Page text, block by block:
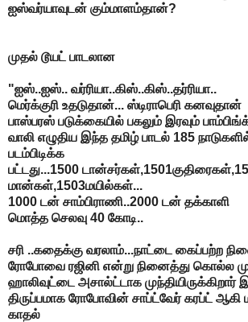
ஐஸ்வர்யாவுடன் கும்மாளம்தான்?
முதல் டூயட் பாடலான
"ஐஸ்..ஐஸ்.. வர்ரியா..கிஸ்..கிஸ்..தர்ரியா..
மெர்க்குரி உதடுதான்... ஸ்டிராபெரி கனவுதான்
பாஸ்பரஸ் படுக்கையில் பகலும் இரவும்
வாலி எழுதிய இந்த தமிழ் பாடல் 185
படம்பிடிக்க
பட்டது...1500
மான்கள்,1503மயில்கள்...
1000 டன் சாம்பிராணி..2000 டன் தக்காளி
மொத்த செலவு 40 கோடி..
சரி ..கதைக்கு வரலாம்...நாட்டை கைப்பற்ற
ரோபோவை ரஜினி என்று நினைத்து கொல்ல
ஹாலிவுட்டை அசால்ட்டாக முந்தியிருக்கிறார்
திருப்பமாக ரோபோவின் சாப்ட்வேர் கரப்ட்
காதல்